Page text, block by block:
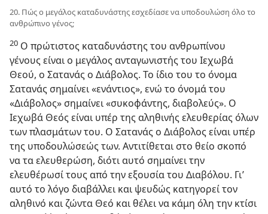
20. Πώς ο μεγάλος καταδυνάστης εσχεδίασε να υποδουλώση όλο το
ανθρώπινο γένος;
20 Ο πρώτιστος καταδυνάστης του ανθρωπίνου
γένους είναι ο μεγάλος ανταγωνιστής του Ιεχωβά
Θεού, ο Σατανάς ο Διάβολος. Το ίδιο του το όνομα
Σατανάς σημαίνει «ενάντιος», ενώ το όνομά του
«Διάβολος» σημαίνει «συκοφάντης, διαβολεύς». Ο
Ιεχωβά Θεός είναι υπέρ της αληθινής ελευθερίας όλων
των πλασμάτων του. Ο Σατανάς ο Διάβολος είναι υπέρ
της υποδουλώσεώς των. Αντιτίθεται στο θείο σκοπό
να τα ελευθερώση, διότι αυτό σημαίνει την
ελευθέρωσί τους από την εξουσία του Διαβόλου. Γι’
αυτό το λόγο διαβάλλει και ψευδώς κατηγορεί τον
αληθινό και ζώντα Θεό και θέλει να κάμη όλη την κτίσι